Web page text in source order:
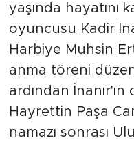
yaşında hayatını
oyuncusu Kadir
Harbiye Muhsin
anma töreni
ardından
Hayrettin Paşa
namazı sonrası